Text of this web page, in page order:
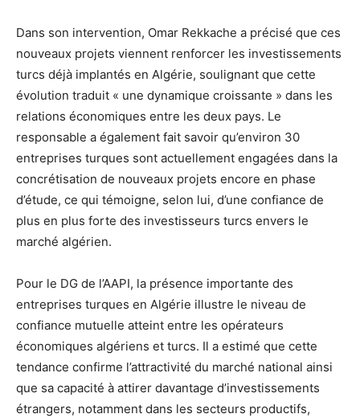
Dans son intervention, Omar Rekkache a précisé que ces
nouveaux projets viennent renforcer les investissements
turcs déjà implantés en Algérie, soulignant que cette
évolution traduit « une dynamique croissante » dans les
relations économiques entre les deux pays. Le
responsable a également fait savoir qu’environ 30
entreprises turques sont actuellement engagées dans la
concrétisation de nouveaux projets encore en phase
d’étude, ce qui témoigne, selon lui, d’une confiance de
plus en plus forte des investisseurs turcs envers le
marché algérien.
Pour le DG de l’AAPI, la présence importante des
entreprises turques en Algérie illustre le niveau de
confiance mutuelle atteint entre les opérateurs
économiques algériens et turcs. Il a estimé que cette
tendance confirme l’attractivité du marché national ainsi
que sa capacité à attirer davantage d’investissements
étrangers, notamment dans les secteurs productifs,